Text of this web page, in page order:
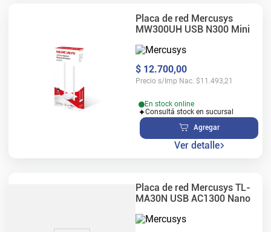
Placa de red Mercusys
MW300UH USB N300 Mini
$ 12.700,00
Precio s/Imp Nac. $11.493,21
En stock online
Consultá stock en sucursal
Agregar
Ver detalle
Placa de red Mercusys TL-
MA30N USB AC1300 Nano